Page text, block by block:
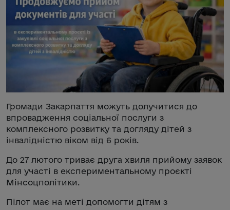
Громади Закарпаття можуть долучитися до
впровадження соціальної послуги з
комплексного розвитку та догляду дітей з
інвалідністю віком від 6 років.
До 27 лютого триває друга хвиля прийому заявок
для участі в експериментальному проєкті
Мінсоцполітики.
Пілот має на меті допомогти дітям з